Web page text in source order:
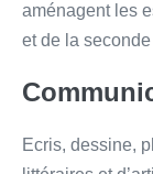
aménagent les
et de la
Ecris, dessine,